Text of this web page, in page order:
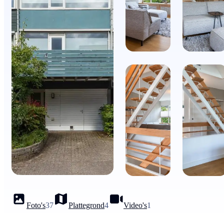
Foto's37 Plattegrond4 Video's1